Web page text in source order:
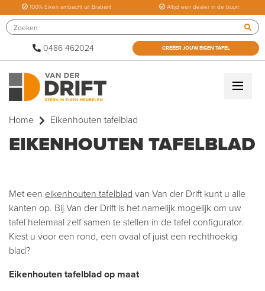
100% Eiken ambacht uit Brabant Altijd een dealer in de buurt
0486 462024 CREËER JOUW EIGEN TAFEL
Home Eikenhouten tafelblad
EIKENHOUTEN TAFELBLAD
Met een eikenhouten tafelblad van Van der Drift kunt u alle
kanten op. Bij Van der Drift is het namelijk mogelijk om uw
tafel helemaal zelf samen te stellen in de tafel configurator.
Kiest u voor een rond, een ovaal of juist een rechthoekig
blad?
Eikenhouten tafelblad op maat